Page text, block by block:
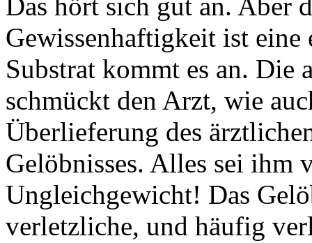
Gewissenhaftigkeit ist
Substrat kommt es an. Die
schmückt den Arzt, wie
Überlieferung des
Gelöbnisses. Alles sei ihm
Ungleichgewicht! Das
verletzliche, und häufig